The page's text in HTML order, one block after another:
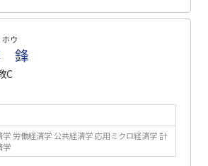
ウ
鋒
C
労働経済学 公共経済学 応用ミクロ経済学 計
学